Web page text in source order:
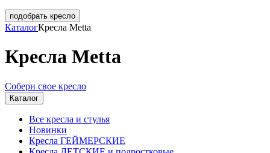
подобрать кресло
КаталогКресла Metta
Кресла Metta
Собери свое кресло
Каталог
Все кресла и стулья
Новинки
Кресла ГЕЙМЕРСКИЕ